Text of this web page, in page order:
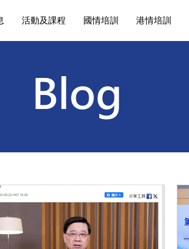
活動及課程 國情培訓 港情培訓
Blog